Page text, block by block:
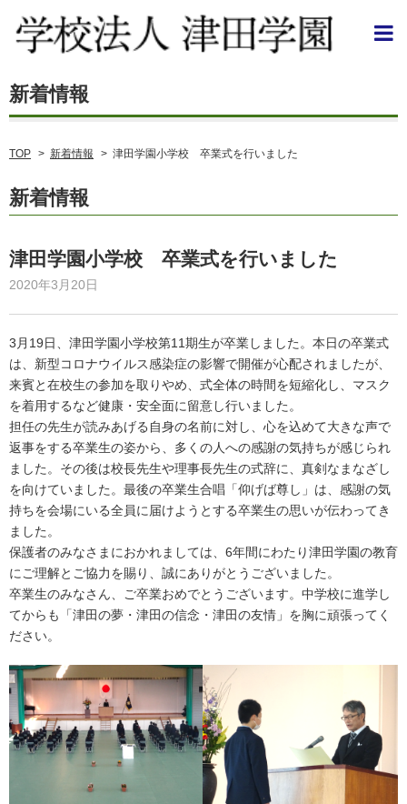
TOP > 新着情報 > 津田学園小学校 卒業式を行いました
新着情報
津田学園小学校 卒業式を行いました
2020年3月20日
3月19日、津田学園小学校第11期生が卒業しました。本日の卒業式
は、新型コロナウイルス感染症の影響で開催が心配されましたが、
来賓と在校生の参加を取りやめ、式全体の時間を短縮化し、マスク
を着用するなど健康・安全面に留意し行いました。
担任の先生が読みあげる自身の名前に対し、心を込めて大きな声で
返事をする卒業生の姿から、多くの人への感謝の気持ちが感じられ
ました。その後は校長先生や理事長先生の式辞に、真剣なまなざし
を向けていました。最後の卒業生合唱「仰げば尊し」は、感謝の気
持ちを会場にいる全員に届けようとする卒業生の思いが伝わってき
ました。
保護者のみなさまにおかれましては、6年間にわたり津田学園の教育
にご理解とご協力を賜り、誠にありがとうございました。
卒業生のみなさん、ご卒業おめでとうございます。中学校に進学し
てからも「津田の夢・津田の信念・津田の友情」を胸に頑張ってく
ださい。